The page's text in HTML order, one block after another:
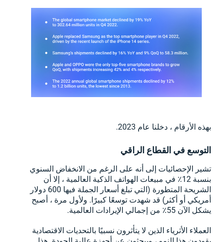
بهذه الأرقام ، دخلنا عام 2023.
التوسع في القطاع الراقي
تشير الإحصائيات إلى أنه على الرغم من الانخفاض السنوي
بنسبة 12٪ في مبيعات الهواتف الذكية العالمية ، إلا أن
الشريحة المتطورة (التي تبلغ أسعار الجملة فيها 600 دولار
أمريكي أو أكثر) قد شهدت توسعًا كبيرًا. ولأول مرة ، أصبح
يشكل الآن 55٪ من إجمالي الإيرادات العالمية.
العملاء الأثرياء الذين لا يتأثرون نسبيًا بالتحديات الاقتصادية